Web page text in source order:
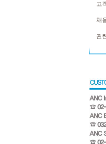
고
채
관